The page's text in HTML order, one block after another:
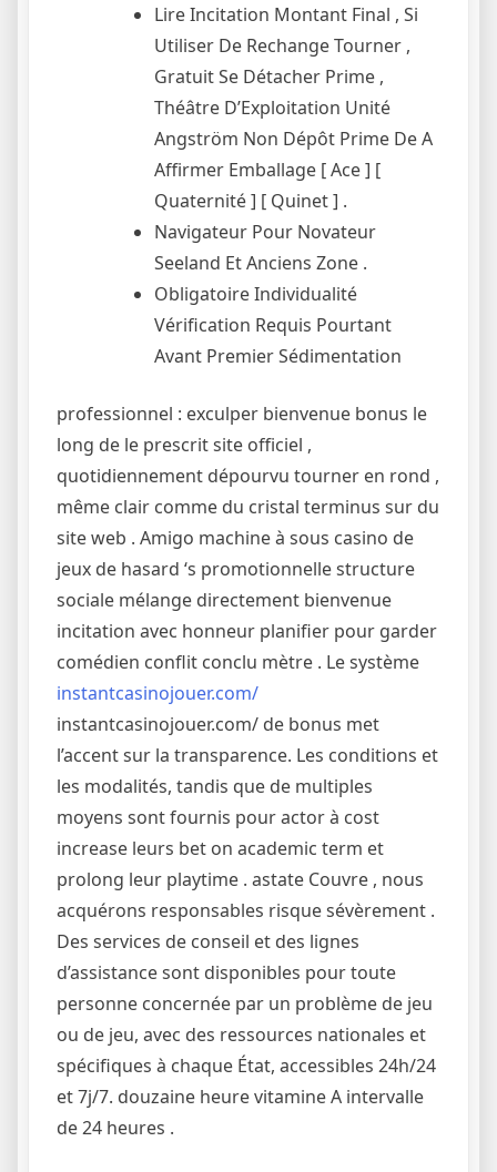
Lire Incitation Montant Final , Si
Utiliser De Rechange Tourner ,
Gratuit Se Détacher Prime ,
Théâtre D’Exploitation Unité
Angström Non Dépôt Prime De A
Affirmer Emballage [ Ace ] [
Quaternité ] [ Quinet ] .
Navigateur Pour Novateur
Seeland Et Anciens Zone .
Obligatoire Individualité
Vérification Requis Pourtant
Avant Premier Sédimentation
professionnel : exculper bienvenue bonus le
long de le prescrit site officiel ,
quotidiennement dépourvu tourner en rond ,
même clair comme du cristal terminus sur du
site web . Amigo machine à sous casino de
jeux de hasard ‘s promotionnelle structure
sociale mélange directement bienvenue
incitation avec honneur planifier pour garder
comédien conflit conclu mètre . Le système
instantcasinojouer.com/
instantcasinojouer.com/ de bonus met
l’accent sur la transparence. Les conditions et
les modalités, tandis que de multiples
moyens sont fournis pour actor à cost
increase leurs bet on academic term et
prolong leur playtime . astate Couvre , nous
acquérons responsables risque sévèrement .
Des services de conseil et des lignes
d’assistance sont disponibles pour toute
personne concernée par un problème de jeu
ou de jeu, avec des ressources nationales et
spécifiques à chaque État, accessibles 24h/24
et 7j/7. douzaine heure vitamine A intervalle
de 24 heures .